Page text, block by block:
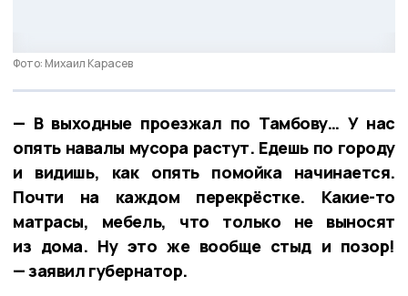
Фото: Михаил Карасев
— В выходные проезжал по Тамбову… У нас
опять навалы мусора растут. Едешь по городу
и видишь, как опять помойка начинается.
Почти на каждом перекрёстке. Какие-то
матрасы, мебель, что только не выносят
из дома. Ну это же вообще стыд и позор!
— заявил губернатор.